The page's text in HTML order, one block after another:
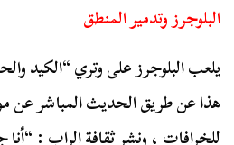
البلوجرز وتدمير المنطق
يلعب البلوجرز على وتري “الكيد
هذا عن طريق الحديث المباشر عن
للخرافات ، ونشر ثقافة الراب :